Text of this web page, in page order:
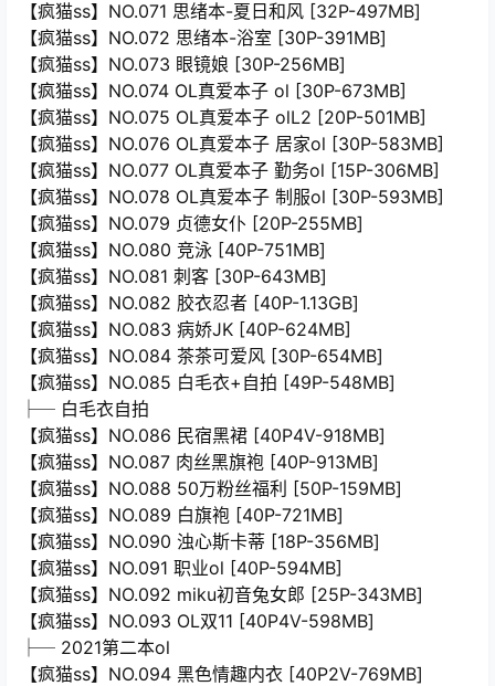
【疯猫ss】NO.071 思绪本-夏日和风 [32P-497MB]
【疯猫ss】NO.072 思绪本-浴室 [30P-391MB]
【疯猫ss】NO.073 眼镜娘 [30P-256MB]
【疯猫ss】NO.074 OL真爱本子 ol [30P-673MB]
【疯猫ss】NO.075 OL真爱本子 olL2 [20P-501MB]
【疯猫ss】NO.076 OL真爱本子 居家ol [30P-583MB]
【疯猫ss】NO.077 OL真爱本子 勤务ol [15P-306MB]
【疯猫ss】NO.078 OL真爱本子 制服ol [30P-593MB]
【疯猫ss】NO.079 贞德女仆 [20P-255MB]
【疯猫ss】NO.080 竞泳 [40P-751MB]
【疯猫ss】NO.081 刺客 [30P-643MB]
【疯猫ss】NO.082 胶衣忍者 [40P-1.13GB]
【疯猫ss】NO.083 病娇JK [40P-624MB]
【疯猫ss】NO.084 茶茶可爱风 [30P-654MB]
【疯猫ss】NO.085 白毛衣+自拍 [49P-548MB]
├─ 白毛衣自拍
【疯猫ss】NO.086 民宿黑裙 [40P4V-918MB]
【疯猫ss】NO.087 肉丝黑旗袍 [40P-913MB]
【疯猫ss】NO.088 50万粉丝福利 [50P-159MB]
【疯猫ss】NO.089 白旗袍 [40P-721MB]
【疯猫ss】NO.090 浊心斯卡蒂 [18P-356MB]
【疯猫ss】NO.091 职业ol [40P-594MB]
【疯猫ss】NO.092 miku初音兔女郎 [25P-343MB]
【疯猫ss】NO.093 OL双11 [40P4V-598MB]
├─ 2021第二本ol
【疯猫ss】NO.094 黑色情趣内衣 [40P2V-769MB]